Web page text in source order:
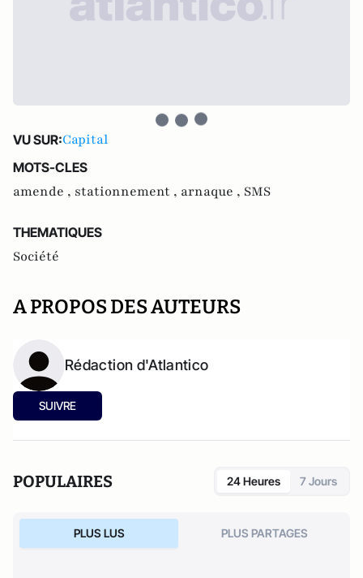
VU SUR:Capital
MOTS-CLES
amende , stationnement , arnaque , SMS
THEMATIQUES
Société
A PROPOS DES AUTEURS
Rédaction d'Atlantico
SUIVRE
POPULAIRES 24 Heures 7 Jours
PLUS LUS PLUS PARTAGES